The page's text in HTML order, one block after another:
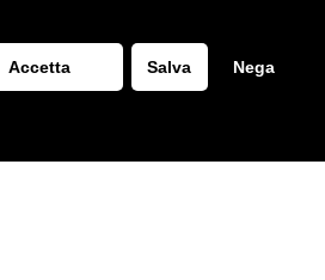
Accetta Salva Nega